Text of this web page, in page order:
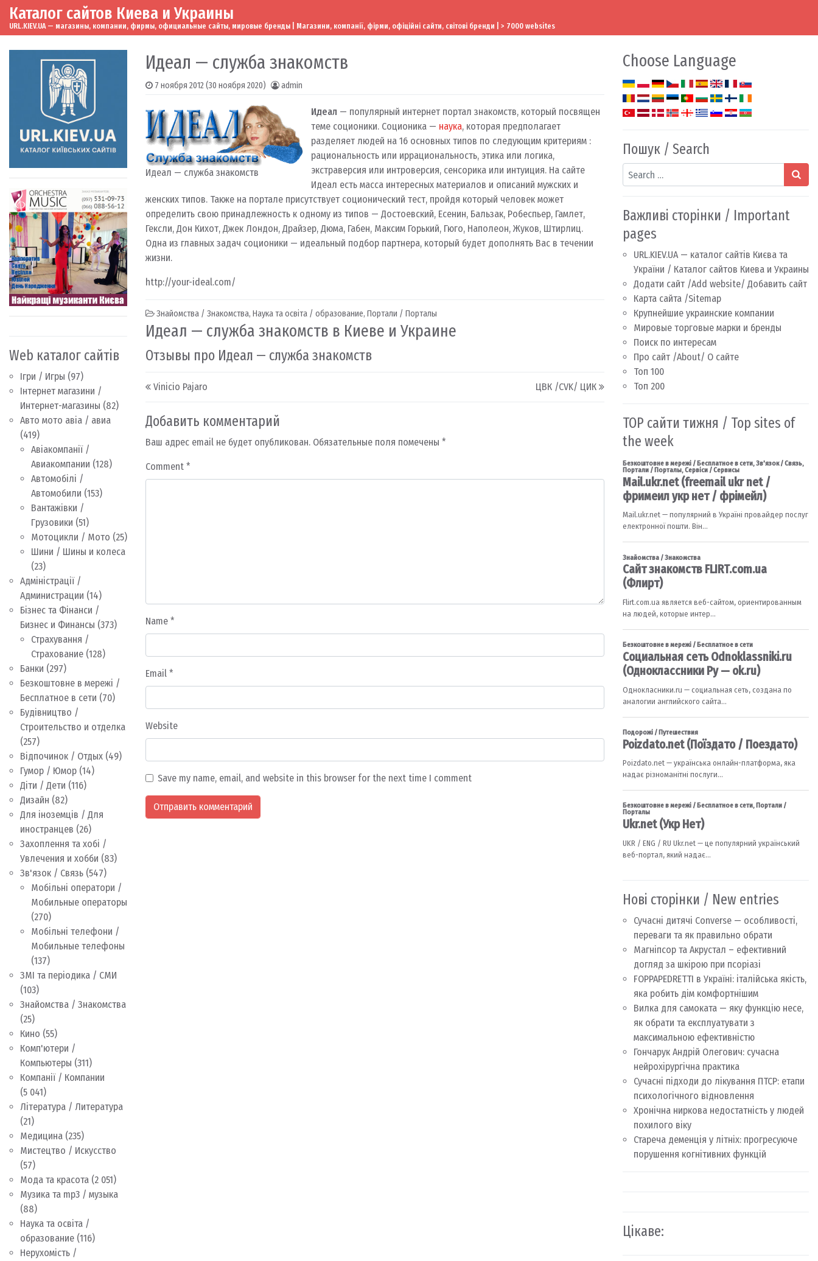
Skip to content
Main Navigation
Каталог сайтов Киева и Украины
URL.KIEV.UA — магазины, компании, фирмы, официальные сайты, мировые бренды | Магазини, компанії, фірми, офіційні сайти, світові бренди | > 7000 websites
Web каталог сайтів
Ігри / Игры (97)
Інтернет магазини /
Интернет-магазины (82)
Авто мото авіа / авиа
(419)
Авіакомпанії /
Авиакомпании (128)
Автомобілі /
Автомобили (153)
Вантажівки /
Грузовики (51)
Мотоцикли / Мото (25)
Шини / Шины и колеса
(23)
Адміністрації /
Администрации (14)
Бізнес та Фінанси /
Бизнес и Финансы (373)
Страхування /
Страхование (128)
Банки (297)
Безкоштовне в мережі /
Бесплатное в сети (70)
Будівництво /
Строительство и отделка
(257)
Відпочинок / Отдых (49)
Гумор / Юмор (14)
Діти / Дети (116)
Дизайн (82)
Для іноземців / Для
иностранцев (26)
Захоплення та хобі /
Увлечения и хобби (83)
Зв'язок / Связь (547)
Мобільні оператори /
Мобильные операторы
(270)
Мобільні телефони /
Мобильные телефоны
(137)
ЗМІ та періодика / СМИ
(103)
Знайомства / Знакомства
(25)
Кино (55)
Комп'ютери /
Компьютеры (311)
Компанії / Компании
(5 041)
Література / Литература
(21)
Медицина (235)
Мистецтво / Искусство
(57)
Мода та красота (2 051)
Музика та mp3 / музыка
(88)
Наука та освіта /
образование (116)
Нерухомість /
Идеал — служба знакомств
7 ноября 2012(30 ноября 2020) admin
Идеал — служба знакомств
Идеал — популярный интернет портал знакомств, который посвящен
теме соционики. Соционика — наука, которая предполагает
разделяет людей на 16 основных типов по следующим критериям :
рациональность или иррациональность, этика или логика,
экстраверсия или интроверсия, сенсорика или интуиция. На сайте
Идеал есть масса интересных материалов и описаний мужских и
женских типов. Также на портале присутствует соционический тест, пройдя который человек может
определить свою принадлежность к одному из типов — Достоевский, Есенин, Бальзак, Робеспьер, Гамлет,
Гексли, Дон Кихот, Джек Лондон, Драйзер, Дюма, Габен, Максим Горький, Гюго, Наполеон, Жуков, Штирлиц.
Одна из главных задач соционики — идеальный подбор партнера, который будет дополнять Вас в течении
жизни.
http://your-ideal.com/
Знайомства / Знакомства, Наука та освіта / образование, Портали / Порталы
Идеал — служба знакомств в Киеве и Украине
Отзывы про Идеал — служба знакомств
Post navigation
Vinicio Pajaro ЦВК /CVK/ ЦИК
Добавить комментарий
Ваш адрес email не будет опубликован. Обязательные поля помечены *
Comment *
Name *
Email *
Website
Save my name, email, and website in this browser for the next time I comment
Choose Language
Пошук / Search
Search
Важливі сторінки / Important
pages
URL.KIEV.UA — каталог сайтів Києва та
України / Каталог сайтов Киева и Украины
Додати сайт /Add website/ Добавить сайт
Карта сайта /Sitemap
Крупнейшие украинские компании
Мировые торговые марки и бренды
Поиск по интересам
Про сайт /About/ О сайте
Топ 100
Топ 200
TOP сайти тижня / Top sites of
the week
Нові сторінки / New entries
Сучасні дитячі Converse — особливості,
переваги та як правильно обрати
Магніпсор та Акрустал – ефективний
догляд за шкірою при псоріазі
FOPPAPEDRETTI в Україні: італійська якість,
яка робить дім комфортнішим
Вилка для самоката — яку функцію несе,
як обрати та експлуатувати з
максимальною ефективністю
Гончарук Андрій Олегович: сучасна
нейрохірургічна практика
Сучасні підходи до лікування ПТСР: етапи
психологічного відновлення
Хронічна ниркова недостатність у людей
похилого віку
Стареча деменція у літніх: прогресуюче
порушення когнітивних функцій
Цікаве: